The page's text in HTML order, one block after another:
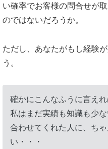
い確率でお客様の問合せが
のではないだろうか。
ただし、あなたがもし経験
う。
確かにこんなふうに言え
私はまだ実績も知識も少
合わせてくれた人に、ち
い・・・